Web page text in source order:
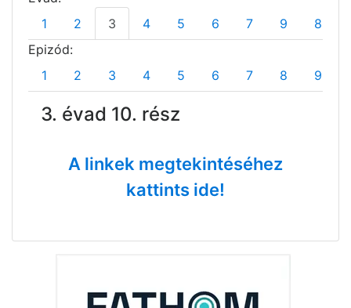
1
2 3 4 5 6 7 9 8
Epizód:
1
2 3 4 5 6 7 8 9
3. évad 10. rész
A linkek megtekintéséhez
kattints ide!